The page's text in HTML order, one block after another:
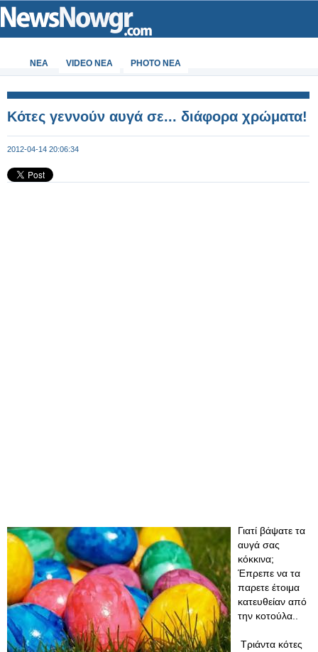
ΝΕΑ VIDEO NEA PHOTO NEA
Κότες γεννούν αυγά σε... διάφορα χρώματα!
2012-04-14 20:06:34
Γιατί βάψατε τα
αυγά σας
κόκκινα;
Έπρεπε να τα
παρετε έτοιμα
κατευθείαν από
την κοτούλα..
Τριάντα κότες